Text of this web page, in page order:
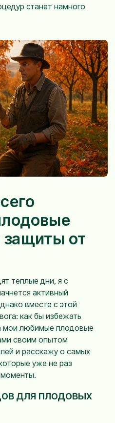
станет намного
защиты от
теплые дни, я с
активный
вместе с этой
как бы избежать
мои любимые плодовые
своим опытом
и расскажу о самых
уже не раз
для плодовых